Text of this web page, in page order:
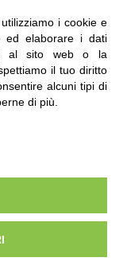
note legali
Economico
i cookie e
ed elaborare i dati
al sito web o la
il tuo diritto
alcuni tipi di
di più.